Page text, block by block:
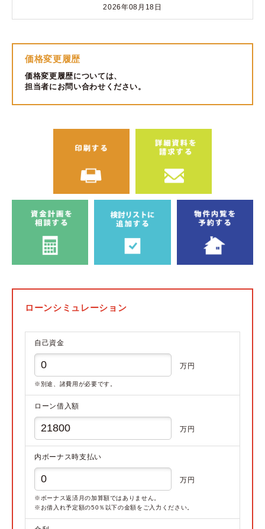
2026年08月18日
価格変更履歴
価格変更履歴については、
担当者にお問い合わせください。
ローンシミュレーション
自己資金
万円
※別途、諸費用が必要です。
ローン借入額
万円
内ボーナス時支払い
万円
※ボーナス返済月の加算額ではありません。
※お借入れ予定額の50％以下の金額をご入力ください。